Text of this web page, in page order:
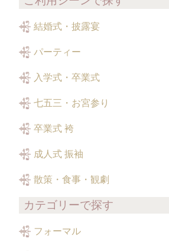
結婚式・披露宴
パーティー
入学式・卒業式
七五三・お宮参り
卒業式 袴
成人式 振袖
散策・食事・観劇
カテゴリーで探す
フォーマル